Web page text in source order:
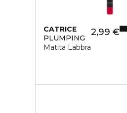
CATRICE
PLUMPING
Matita Labbra
2,99 €